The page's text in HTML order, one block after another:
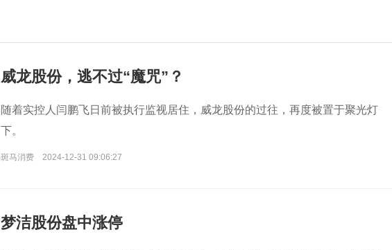
威龙股份，逃不过“魔咒”？
随着实控人闫鹏飞日前被执行监视居住，威龙股份的过往，再度被置于聚光灯
下。
斑马消费 2024-12-31 09:06:27
梦洁股份盘中涨停